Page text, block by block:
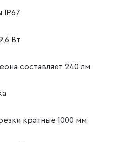
IP67
Вт
составляет 240 лм
кратные 1000 мм